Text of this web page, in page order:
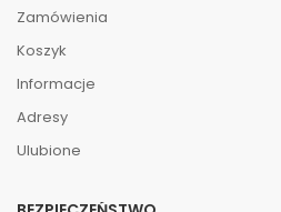
Zamówienia
Koszyk
Informacje
Adresy
Ulubione